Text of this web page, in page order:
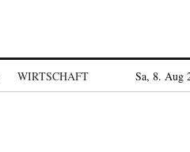
WIRTSCHAFT Sa, 8. Aug